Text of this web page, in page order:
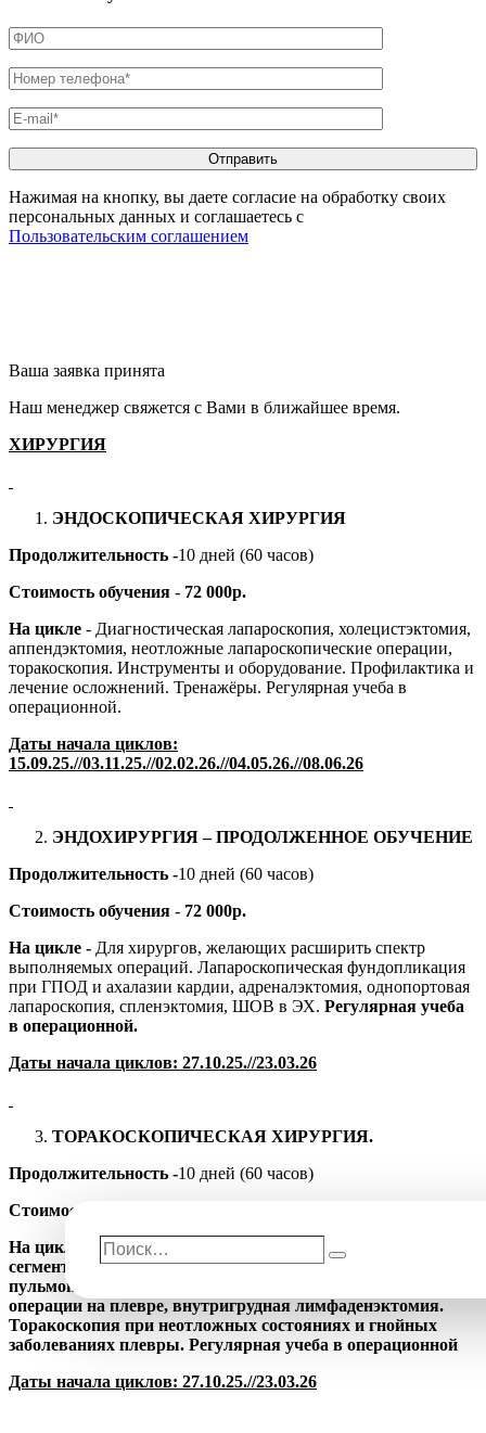
Нажимая на кнопку, вы даете согласие на обработку своих
персональных данных и соглашаетесь с
Пользовательским соглашением
Ваша заявка принята
Наш менеджер свяжется с Вами в ближайшее время.
ХИРУРГИЯ
ЭНДОСКОПИЧЕСКАЯ ХИРУРГИЯ
Продолжительность -10 дней (60 часов)
Стоимость обучения - 72 000р.
На цикле - Диагностическая лапароскопия, холецистэктомия,
аппендэктомия, неотложные лапароскопические операции,
торакоскопия. Инструменты и оборудование. Профилактика и
лечение осложнений. Тренажёры. Регулярная учеба в
операционной.
Даты начала циклов:
15.09.25.//03.11.25.//02.02.26.//04.05.26.//08.06.26
ЭНДОХИРУРГИЯ – ПРОДОЛЖЕННОЕ ОБУЧЕНИЕ
Продолжительность -10 дней (60 часов)
Стоимость обучения - 72 000р.
На цикле - Для хирургов, желающих расширить спектр
выполняемых операций. Лапароскопическая фундопликация
при ГПОД и ахалазии кардии, адреналэктомия, однопортовая
лапароскопия, спленэктомия, ШОВ в ЭХ. Регулярная учеба
в операционной.
Даты начала циклов: 27.10.25.//23.03.26
ТОРАКОСКОПИЧЕСКАЯ ХИРУРГИЯ.
Продолжительность -10 дней (60 часов)
Стоимость обучения
На цикле -
Диагностическая торакоскопия, лобэктомия,
сегментэктомия, атипическая резекция лёгкого,
пульмонэктомия, удаление кист и опухолей средостения,
операции на плевре, внутригрудная лимфаденэктомия.
Торакоскопия при неотложных состояниях и гнойных
заболеваниях плевры. Регулярная учеба в операционной
Даты начала циклов: 27.10.25.//23.03.26
Поиск…
Поиск